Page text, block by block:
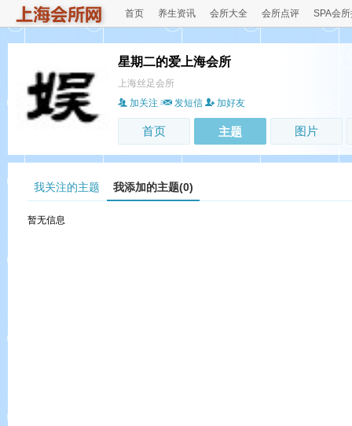
首页 养生资讯 会所大全 会所点评 SPA会
星期二的爱上海会所
上海丝足会所
加关注
发短信 加好友
首页 主题 图片
我关注的主题 我添加的主题(0)
暂无信息